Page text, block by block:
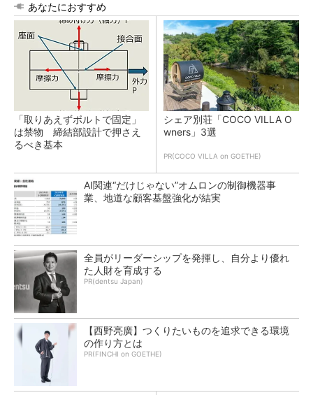
あなたにおすすめ
「取りあえずボルトで固定」
は禁物 締結部設計で押さえ
るべき基本
シェア別荘「COCO VILLA O
wners」3選
PR(COCO VILLA on GOETHE)
AI関連“だけじゃない”オムロンの制御機器事
業、地道な顧客基盤強化が結実
全員がリーダーシップを発揮し、自分より優れ
た人財を育成する
PR(dentsu Japan)
【西野亮廣】つくりたいものを追求できる環境
の作り方とは
PR(FINCHI on GOETHE)